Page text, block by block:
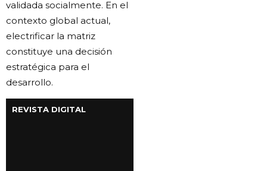
validada socialmente. En el
contexto global actual,
electrificar la matriz
constituye una decisión
estratégica para el
desarrollo.
REVISTA DIGITAL